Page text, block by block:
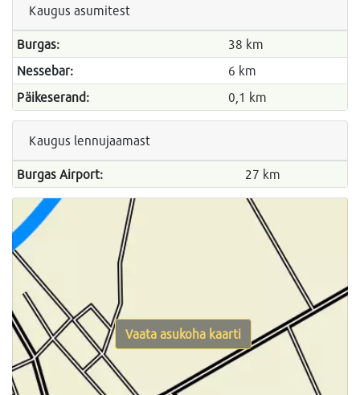
Kaugus asumitest
Burgas:
38 km
Nessebar:
6 km
Päikeserand:
0,1 km
Kaugus lennujaamast
Burgas Airport: 27 km
Vaata asukoha kaarti